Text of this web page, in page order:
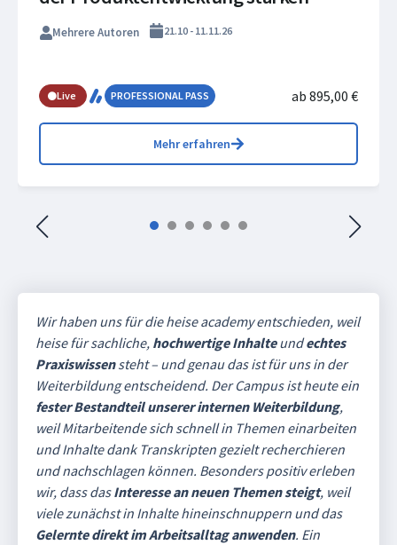
Mehrere Autoren 21.10 - 11.11.26
Live PROFESSIONAL PASS ab 895,00 €
Mehr erfahren
Wir haben uns für die heise academy entschieden, weil
heise für sachliche, hochwertige Inhalteundechtes
Praxiswissensteht – und genau das ist für uns in der
Weiterbildung entscheidend. Der Campus ist heute ein
fester Bestandteil unserer internen Weiterbildung,
weil Mitarbeitende sich schnell in Themen einarbeiten
und Inhalte dank Transkripten gezielt recherchieren
und nachschlagen können. Besonders positiv erleben
wir, dass dasInteresse an neuen Themen steigt, weil
viele zunächst in Inhalte hineinschnuppern und das
Gelernte direkt im Arbeitsalltag anwenden. Ein